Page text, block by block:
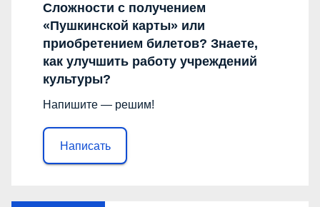
Сложности с получением
«Пушкинской карты» или
приобретением билетов? Знаете,
как улучшить работу учреждений
культуры?
Напишите — решим!
Написать